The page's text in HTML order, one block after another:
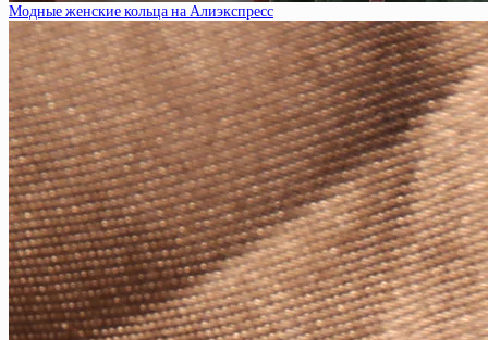
Модные женские кольца на Алиэкспресс